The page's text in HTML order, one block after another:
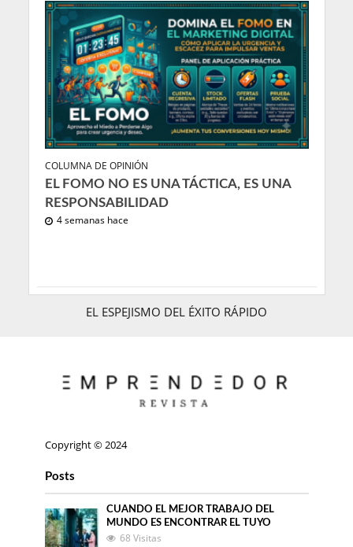
COLUMNA DE OPINIÓN
EL FOMO NO ES UNA TÁCTICA, ES UNA
RESPONSABILIDAD
4 semanas hace
EL ESPEJISMO DEL ÉXITO RÁPIDO
Copyright © 2024
Posts
CUANDO EL MEJOR TRABAJO DEL
MUNDO ES ENCONTRAR EL TUYO
68 Visitas